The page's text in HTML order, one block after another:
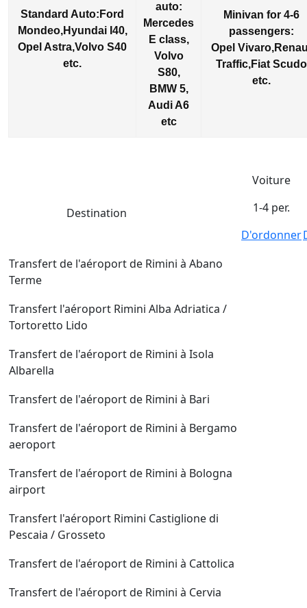
Standard Auto:Ford
Mondeo,Hyundai I40,
Opel Astra,Volvo S40
etc.
auto:
Mercedes
E class,
Volvo
S80,
BMW 5,
Audi A6
etc
Minivan for 4-6
passengers:
Opel
Traffic,Fiat Scudo
etc.
Destination
Voiture
1-4 per.
D'ordonner
Transfert de l'aéroport de Rimini à Abano
Terme
Transfert l'aéroport Rimini Alba Adriatica /
Tortoretto Lido
Transfert de l'aéroport de Rimini à Isola
Albarella
Transfert de l'aéroport de Rimini à Bari
Transfert de l'aéroport de Rimini à Bergamo
aeroport
Transfert de l'aéroport de Rimini à Bologna
airport
Transfert l'aéroport Rimini Castiglione di
Pescaia / Grosseto
Transfert de l'aéroport de Rimini à Cattolica
Transfert de l'aéroport de Rimini à Cervia